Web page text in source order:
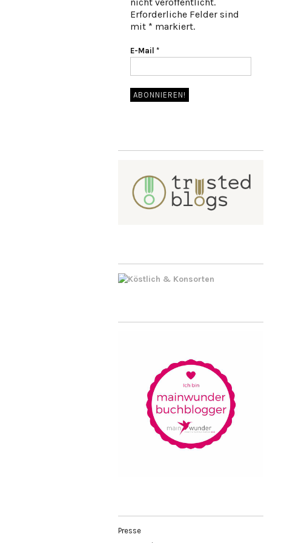
Erforderliche Felder sind
mit * markiert.
E-Mail *
Presse